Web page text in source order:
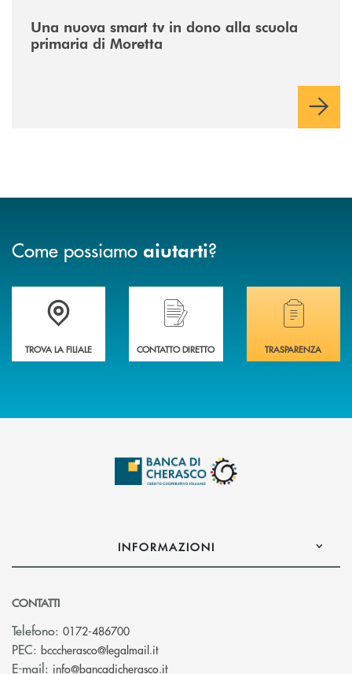
Una nuova smart tv in dono alla scuola
primaria di Moretta
Come possiamo aiutarti?
Accedi all' elenco completo delle filiali .
TROVA LA FILIALE
Hai bisogno di assistenza immediata?
CONTATTO DIRETTO
Hai bisogno di
TRASPARENZA
INFORMAZIONI
CONTATTI
Telefono: 0172-486700
PEC: bcccherasco@legalmail.it(si apre l’app di posta elettronica)
E-mail: info@bancadicherasco.it(si apre l’app di posta elettronica)